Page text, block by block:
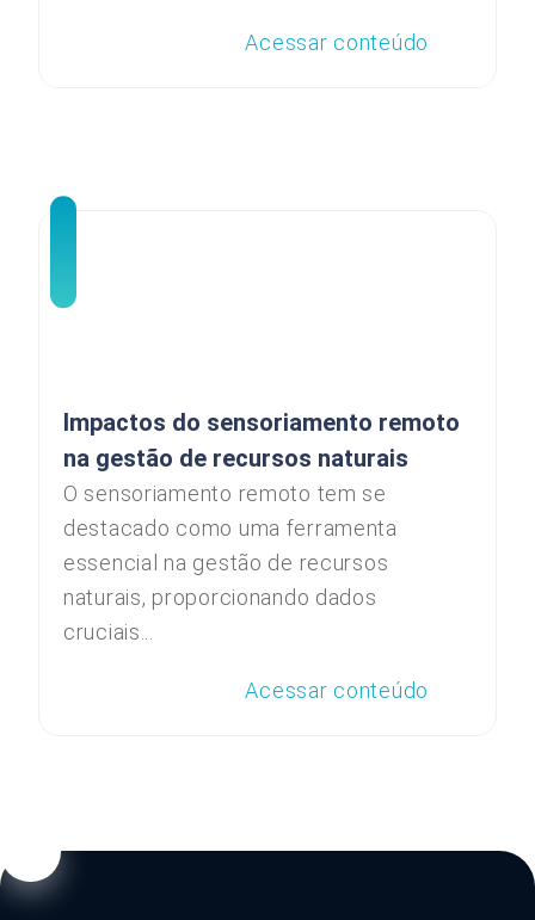
Acessar conteúdo
Impactos do sensoriamento remoto
na gestão de recursos naturais
O sensoriamento remoto tem se
destacado como uma ferramenta
essencial na gestão de recursos
naturais, proporcionando dados
cruciais...
Acessar conteúdo